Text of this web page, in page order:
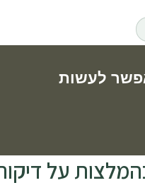
לעשות
על דיקור